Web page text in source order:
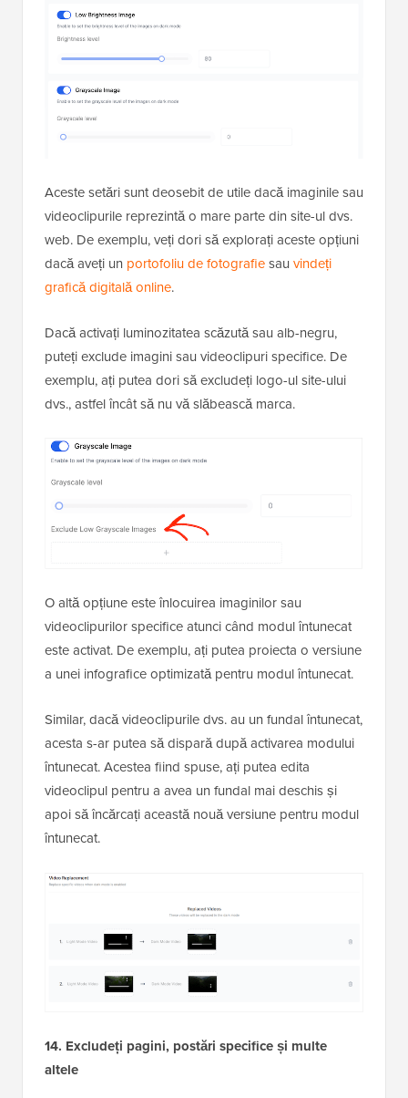
Aceste setări sunt deosebit de utile dacă imaginile sau
videoclipurile reprezintă o mare parte din site-ul dvs.
web. De exemplu, veți dori să explorați aceste opțiuni
dacă aveți un portofoliu de fotografiesau vindeți
grafică digitală online.
Dacă activați luminozitatea scăzută sau alb-negru,
puteți exclude imagini sau videoclipuri specifice. De
exemplu, ați putea dori să excludeți logo-ul site-ului
dvs., astfel încât să nu vă slăbească marca.
O altă opțiune este înlocuirea imaginilor sau
videoclipurilor specifice atunci când modul întunecat
este activat. De exemplu, ați putea proiecta o versiune
a unei infografice optimizată pentru modul întunecat.
Similar, dacă videoclipurile dvs. au un fundal întunecat,
acesta s-ar putea să dispară după activarea modului
întunecat. Acestea fiind spuse, ați putea edita
videoclipul pentru a avea un fundal mai deschis și
apoi să încărcați această nouă versiune pentru modul
întunecat.
14. Excludeți pagini, postări specifice și multe
altele